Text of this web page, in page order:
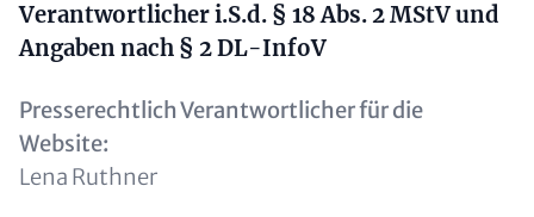
Verantwortlicher i.S.d. § 18 Abs. 2 MStV und
Angaben nach § 2 DL-InfoV
Presserechtlich Verantwortlicher für die
Website:
Lena Ruthner